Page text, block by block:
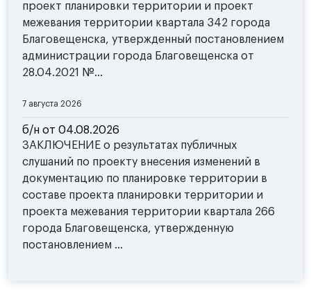
проект планировки территории и проект
межевания территории квартала 342 города
Благовещенска, утвержденный постановлением
администрации города Благовещенска от
28.04.2021 №...
7 августа 2026
б/н от 04.08.2026
ЗАКЛЮЧЕНИЕ о результатах публичных
слушаний по проекту внесения изменений в
документацию по планировке территории в
составе проекта планировки территории и
проекта межевания территории квартала 266
города Благовещенска, утвержденную
постановлением ...